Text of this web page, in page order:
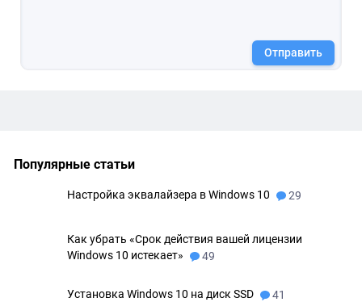
Популярные статьи
Настройка эквалайзера в Windows 10 29
Как убрать «Срок действия вашей лицензии
Windows 10 истекает»
49
Установка Windows 10 на диск SSD 41
Отправить